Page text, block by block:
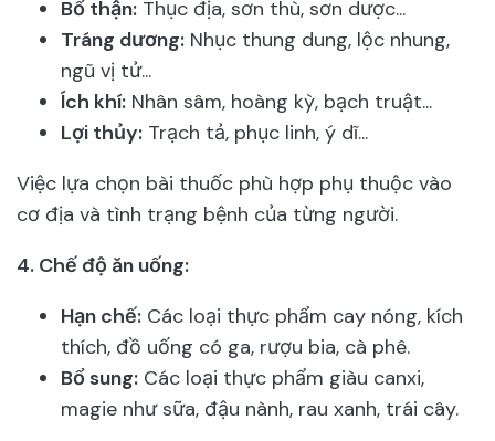
Bổ thận: Thục địa, sơn thù, sơn dược...
Tráng dương: Nhục thung dung, lộc nhung,
ngũ vị tử...
Ích khí: Nhân sâm, hoàng kỳ, bạch truật...
Lợi thủy: Trạch tả, phục linh, ý dĩ...
Việc lựa chọn bài thuốc phù hợp phụ thuộc vào
cơ địa và tình trạng bệnh của từng người.
4. Chế độ ăn uống:
Hạn chế: Các loại thực phẩm cay nóng, kích
thích, đồ uống có ga, rượu bia, cà phê.
Bổ sung: Các loại thực phẩm giàu canxi,
magie như sữa, đậu nành, rau xanh, trái cây.